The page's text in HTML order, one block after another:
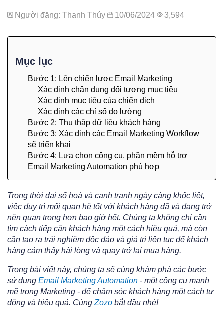
Người đăng: Thanh Thúy 10/06/2024 3,594
Mục lục
Bước 1: Lên chiến lược Email Marketing
Xác định chân dung đối tượng mục tiêu
Xác định mục tiêu của chiến dịch
Xác định các chỉ số đo lường
Bước 2: Thu thập dữ liệu khách hàng
Bước 3: Xác định các Email Marketing Workflow
sẽ triển khai
Bước 4: Lựa chọn công cụ, phần mềm hỗ trợ
Email Marketing Automation phù hợp
Trong thời đại số hoá và cạnh tranh ngày càng khốc liệt,
việc duy trì mối quan hệ tốt với khách hàng đã và đang trở
nên quan trọng hơn bao giờ hết. Chúng ta không chỉ cần
tìm cách tiếp cận khách hàng một cách hiệu quả, mà còn
cần tạo ra trải nghiệm độc đáo và giá trị liên tục để khách
hàng cảm thấy hài lòng và quay trở lại mua hàng.
Trong bài viết này, chúng ta sẽ cùng khám phá các bước
sử dụng Email Marketing Automation - một công cụ mạnh
mẽ trong Marketing - để chăm sóc khách hàng một cách tự
động và hiệu quả. Cùng Zozo bắt đầu nhé!